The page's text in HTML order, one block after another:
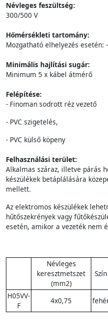
Névleges feszültség:
300/500 V
Hőmérsékleti tartomány:
Mozgatható elhelyezés esetén:
Minimális hajlítási sugár:
Minimum 5 x kábel átmérő
Felépítése:
- Finoman sodrott réz vezető
- PVC szigetelés,
- PVC külső köpeny
Felhasználási terület:
Alkalmas száraz, illetve párás
készülékek betáplálására
mellett.
Az elektromos készülékek
hűtőszekrények vagy
esetén, amikor a vezeték nem
Névleges
keresztmetszet
(mm2)
Szín
H05VV-
F
4x0,75